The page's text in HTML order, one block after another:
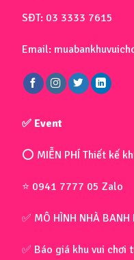
SĐT: 03 3333 7615
Email:
✅ Event
⭕ MIỄN PHÍ Thiết kế
⭐ 0941 7777 05 Zalo
✅ MÔ HÌNH NHÀ BANH
✅ Báo giá khu vui chơi